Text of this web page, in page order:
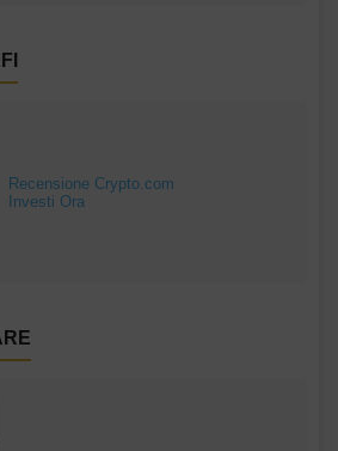
Recensione Crypto.com
Investi Ora